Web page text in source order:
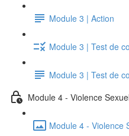
Module 3 | Action
Module 3 | Test de
Module 3 | Test de
Module 4 - Violence
Module 4 - Violence